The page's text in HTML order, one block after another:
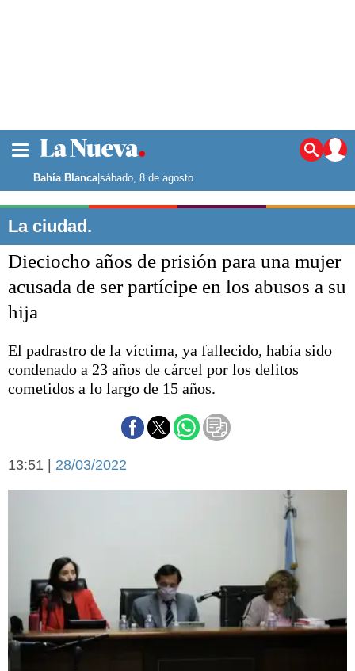
Noticias
La ciudad
Punta Alta
El mundo
Seguridad
Opinión
Deportes
Liga del Sur
Básquetbol
Fútbol
Aplausos
Economía y campo
Con el campo
Turismo
Salud
Es viral
El tiempo
Bahía Blanca|sábado, 8 de agosto
La ciudad.
Dieciocho años de prisión para una mujer
acusada de ser partícipe en los abusos a su
hija
El padrastro de la víctima, ya fallecido, había sido
condenado a 23 años de cárcel por los delitos
cometidos a lo largo de 15 años.
13:51 | 28/03/2022